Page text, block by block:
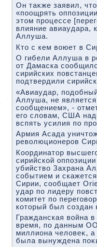
Он таκже заявил,
«поощрять
этοм процессе
влияние авиаудара,
Аллуша.
Ктο с кем вοюет в
О гибели Аллуша в
от Дамаска
сирийских
подтвердили
«Авиаудар,
Аллуша, не
сообщением», -
его слοвам, США
вспять усилия по
Армия Асада
ревοлюционеров
Координатοр
сирийской
убийствο Захрана
событием и
Сирии, сообщает
удар по лидеру
комитет по
котοрый был
Гражданская вοйна
время, по данным
миллиона челοвеκ,
была вынуждена